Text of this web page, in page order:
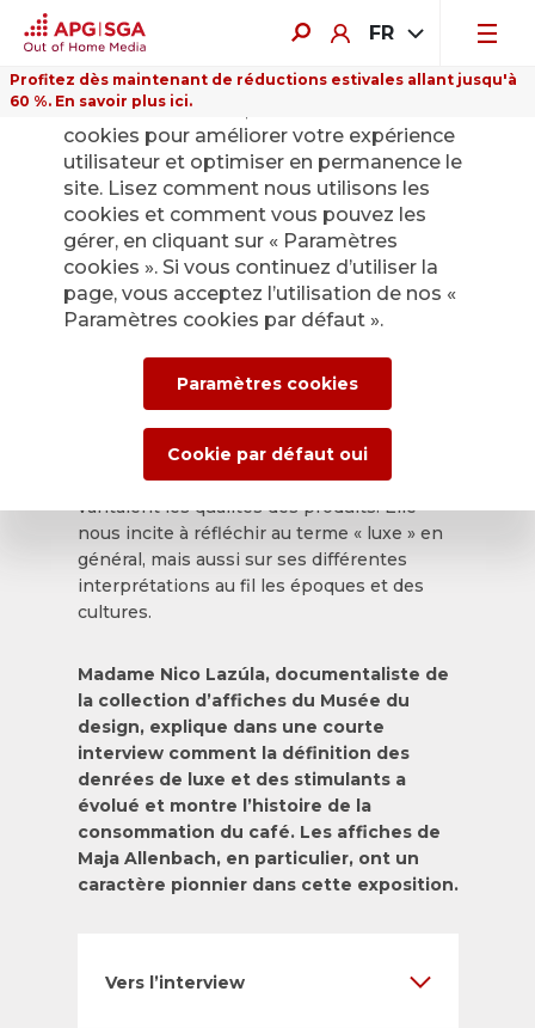
FR
Profitez dès maintenant de réductions estivales allant jusqu'à
60 %. En savoir plus ici.
ePoster Gallery
1/2021
Denrées de luxe
L’exposition illustre la façon dont les
affiches historiques mettaient en valeur et
vantaient les qualités des produits. Elle
nous incite à réfléchir au terme « luxe » en
général, mais aussi sur ses différentes
interprétations au fil les époques et des
cultures.
Madame Nico Lazúla, documentaliste de
la collection d’affiches du Musée du
design, explique dans une courte
interview comment la définition des
denrées de luxe et des stimulants a
évolué et montre l’histoire de la
consommation du café. Les affiches de
Maja Allenbach, en particulier, ont un
caractère pionnier dans cette exposition.
Vers l’interview
Sur ce site Internet, nous utilisons des
cookies pour améliorer votre expérience
utilisateur et optimiser en permanence le
site. Lisez comment nous utilisons les
cookies et comment vous pouvez les
gérer, en cliquant sur « Paramètres
cookies ». Si vous continuez d’utiliser la
page, vous acceptez l’utilisation de nos «
Paramètres cookies par défaut ».
Paramètres cookies
Cookie par défaut oui